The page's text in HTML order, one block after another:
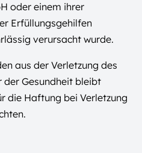
oder einem ihrer
Erfüllungsgehilfen
verursacht wurde.
aus der Verletzung des
der Gesundheit bleibt
die Haftung bei Verletzung